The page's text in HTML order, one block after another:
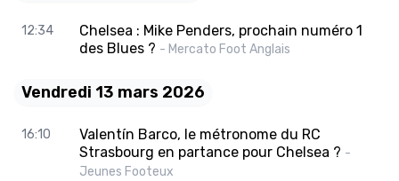
12:34
Chelsea : Mike Penders, prochain numéro 1
des Blues ? - Mercato Foot Anglais
Vendredi 13 mars 2026
16:10
Valentín Barco, le métronome du RC
Strasbourg en partance pour Chelsea ? -
Jeunes Footeux